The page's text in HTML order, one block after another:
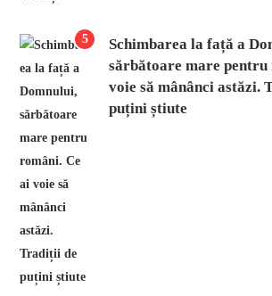
5
Schimbarea la față a
sărbătoare mare pentru
voie să mânânci astăzi.
puțini știute